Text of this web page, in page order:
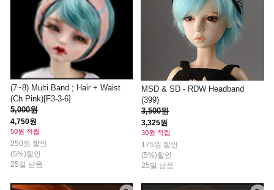
(7~8) Multi Band ; Hair + Waist
(Ch Pink)[F3-3-6]
5,000원
4,750원
50원 적립
250원 할인
(5%)할인
25일 남음
MSD & SD - RDW Headband
(399)
3,500원
3,325원
30원 적립
175원 할인
(5%)할인
25일 남음